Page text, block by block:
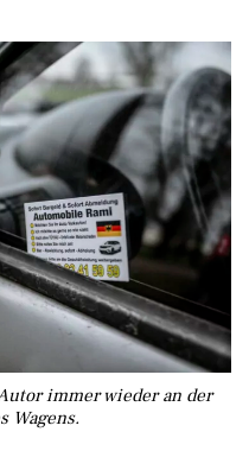
immer wieder an der
Wagens.